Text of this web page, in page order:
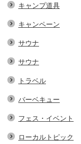
キャンプ道具
キャンペーン
サウナ
サウナ
トラベル
バーベキュー
フェス・イベント
ローカルトピック